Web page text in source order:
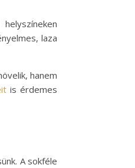
laza
hanem
is érdemes
A sokféle